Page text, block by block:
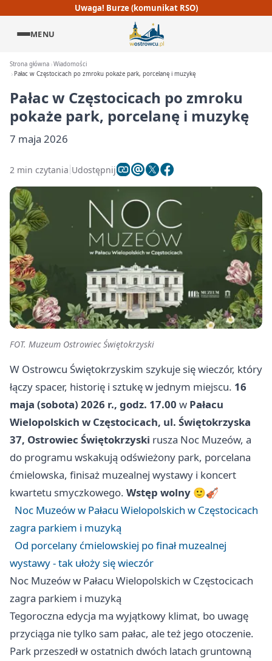
Uwaga! Burze (komunikat RSO)
MENU
Strona główna Wiadomości
Pałac w Częstocicach po zmroku pokaże park, porcelanę i muzykę
Pałac w Częstocicach po zmroku
pokaże park, porcelanę i muzykę
7 maja 2026
2 min czytania Udostępnij
FOT. Muzeum Ostrowiec Świętokrzyski
W Ostrowcu Świętokrzyskim szykuje się wieczór, który
łączy spacer, historię i sztukę w jednym miejscu. 16
maja (sobota) 2026 r., godz. 17.00 w Pałacu
Wielopolskich w Częstocicach, ul. Świętokrzyska
37, Ostrowiec Świętokrzyski rusza Noc Muzeów, a
do programu wskakują odświeżony park, porcelana
ćmielowska, finisaż muzealnej wystawy i koncert
kwartetu smyczkowego. Wstęp wolny 🙂🎻
Noc Muzeów w Pałacu Wielopolskich w Częstocicach
zagra parkiem i muzyką
Od porcelany ćmielowskiej po finał muzealnej
wystawy - tak ułoży się wieczór
Noc Muzeów w Pałacu Wielopolskich w Częstocicach
zagra parkiem i muzyką
Tegoroczna edycja ma wyjątkowy klimat, bo uwagę
przyciąga nie tylko sam pałac, ale też jego otoczenie.
Park przeszedł w ostatnich dwóch latach gruntowną